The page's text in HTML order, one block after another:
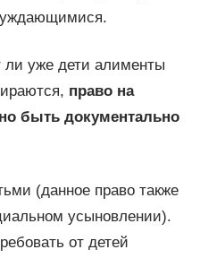
ли уже дети алименты
право на
быть документально
(данное право также
усыновлении).
от детей